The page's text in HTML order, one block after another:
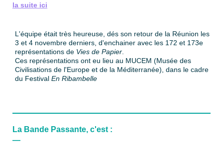
la suite ici
L'équipe était très heureuse, dés son retour de la Réunion les
3 et 4 novembre derniers, d'enchainer avec les 172 et 173e
représentations de Vies de Papier
Ces représentations ont eu lieu au MUCEM (Musée des
Civilisations de l'Europe et de la Méditerranée), dans le cadre
du Festival En Ribambelle
La Bande Passante, c'est :
—